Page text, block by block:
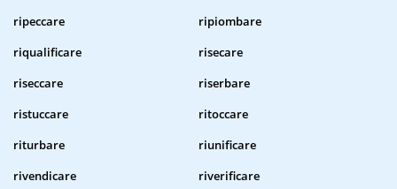
ripeccare
ripiombare
riqualificare
risecare
riseccare
riserbare
ristuccare
ritoccare
riturbare
riunificare
rivendicare
riverificare